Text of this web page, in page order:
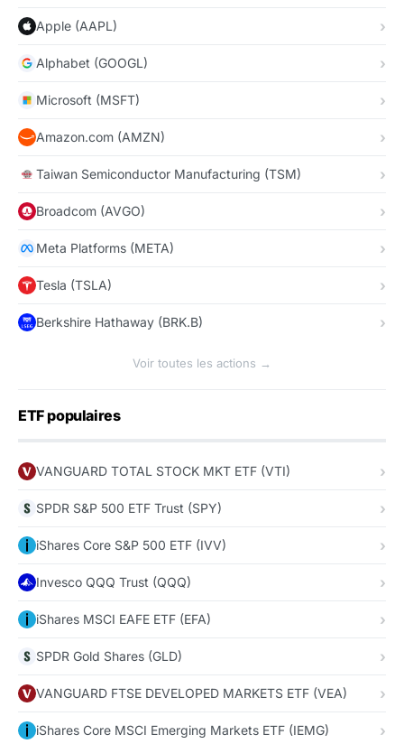
Apple (AAPL)
Alphabet (GOOGL)
Microsoft (MSFT)
Amazon.com (AMZN)
Taiwan Semiconductor Manufacturing (TSM)
Broadcom (AVGO)
Meta Platforms (META)
Tesla (TSLA)
Berkshire Hathaway (BRK.B)
Voir toutes les actions →
ETF populaires
VANGUARD TOTAL STOCK MKT ETF (VTI)
SPDR S&P 500 ETF Trust (SPY)
iShares Core S&P 500 ETF (IVV)
Invesco QQQ Trust (QQQ)
iShares MSCI EAFE ETF (EFA)
SPDR Gold Shares (GLD)
VANGUARD FTSE DEVELOPED MARKETS ETF (VEA)
iShares Core MSCI Emerging Markets ETF (IEMG)